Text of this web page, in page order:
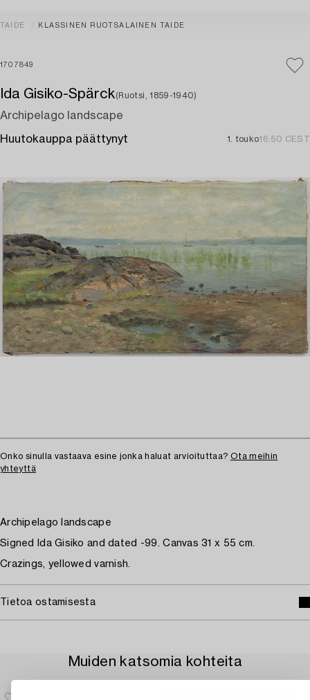
TAIDE KLASSINEN RUOTSALAINEN TAIDE
1707849
Ida Gisiko-Spärck(Ruotsi, 1859-1940)
Archipelago landscape
Huutokauppa päättynyt 1. touko16:50 CEST
Onko sinulla vastaava esine jonka haluat arvioituttaa? Ota meihin
yhteyttä
Archipelago landscape
Signed Ida Gisiko and dated -99. Canvas 31 x 55 cm.
Crazings, yellowed varnish.
Tietoa ostamisesta
Muiden katsomia kohteita